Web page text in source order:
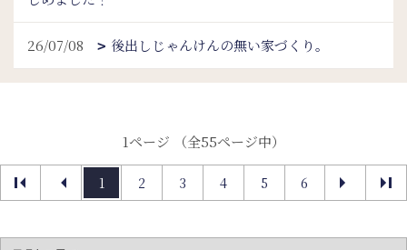
26/07/08 後出しじゃんけんの無い家づくり。
1ページ （全55ページ中）
1 2 3 4 5 6